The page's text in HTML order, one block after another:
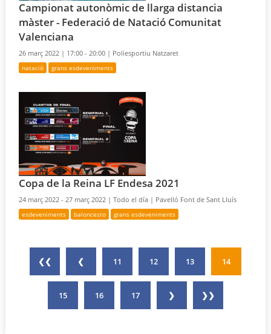
Campionat autonòmic de llarga distancia
màster - Federació de Natació Comunitat
Valenciana
26 març 2022 | 17:00 - 20:00 | Poliesportiu Natzaret
natació grans esdeveniments
Copa de la Reina LF Endesa 2021
24 març 2022 - 27 març 2022 |Todo el día | Pavelló Font de Sant Lluís
esdeveniments baloncesto grans esdeveniments
❮❮ ❮ 11 12 13 14
15 16 17 ❯ ❯❯